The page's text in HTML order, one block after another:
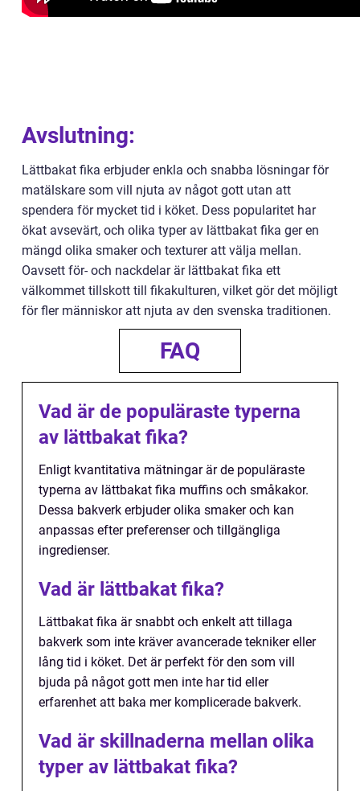
Avslutning:
Lättbakat fika erbjuder enkla och snabba lösningar för
matälskare som vill njuta av något gott utan att
spendera för mycket tid i köket. Dess popularitet har
ökat avsevärt, och olika typer av lättbakat fika ger en
mängd olika smaker och texturer att välja mellan.
Oavsett för- och nackdelar är lättbakat fika ett
välkommet tillskott till fikakulturen, vilket gör det möjligt
för fler människor att njuta av den svenska traditionen.
FAQ
Vad är de populäraste typerna
av lättbakat fika?
Enligt kvantitativa mätningar är de populäraste
typerna av lättbakat fika muffins och småkakor.
Dessa bakverk erbjuder olika smaker och kan
anpassas efter preferenser och tillgängliga
ingredienser.
Vad är lättbakat fika?
Lättbakat fika är snabbt och enkelt att tillaga
bakverk som inte kräver avancerade tekniker eller
lång tid i köket. Det är perfekt för den som vill
bjuda på något gott men inte har tid eller
erfarenhet att baka mer komplicerade bakverk.
Vad är skillnaderna mellan olika
typer av lättbakat fika?